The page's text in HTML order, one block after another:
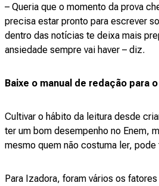
– Queria que o momento da prova
precisa estar pronto para escrever
dentro das notícias te deixa mais
ansiedade sempre vai haver – diz.
Baixe o manual de redação para o
Cultivar o hábito da leitura desde
ter um bom desempenho no Enem,
mesmo quem não costuma ler, pode
Para Izadora, foram vários os